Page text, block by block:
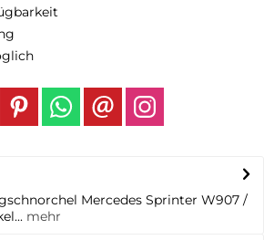
Mercedes Sprinter W907 /
mehr